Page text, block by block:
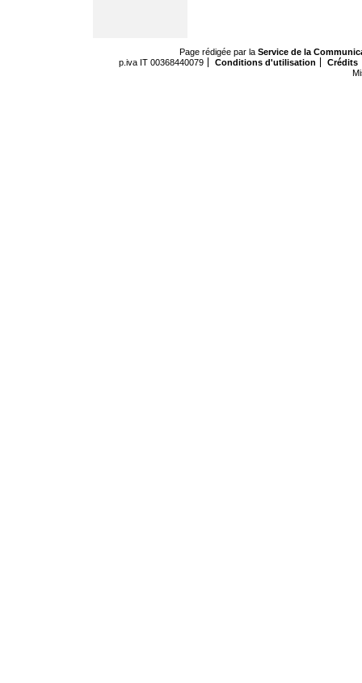
Page rédigée par la Service de la
p.iva IT 00368440079
Conditions d'utilisation
Crédits